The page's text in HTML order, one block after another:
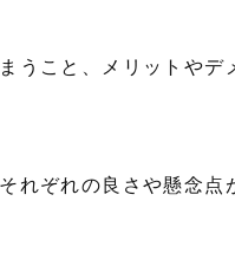
うこと、メリットやデ
れぞれの良さや懸念点